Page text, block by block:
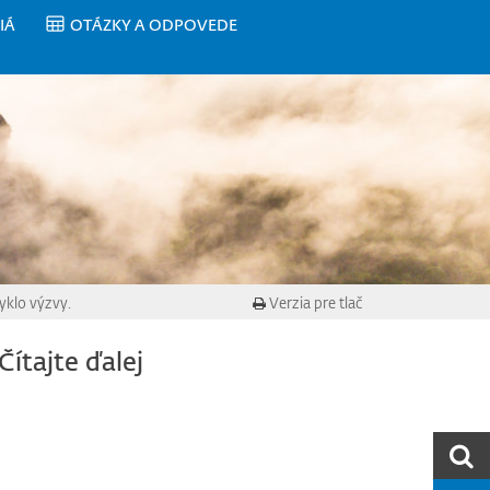
OTÁZKY A ODPOVEDE
výzvy. Verzia pre tlač
ďalej